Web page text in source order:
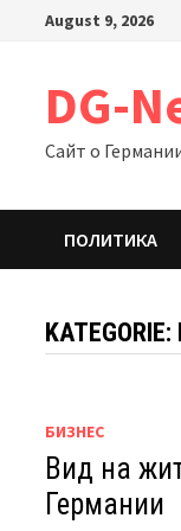
August 9, 2026
DG-
Сайт о
ПОЛИТИКА
KATEGORIE:
БИЗНЕС
Вид на
Германии